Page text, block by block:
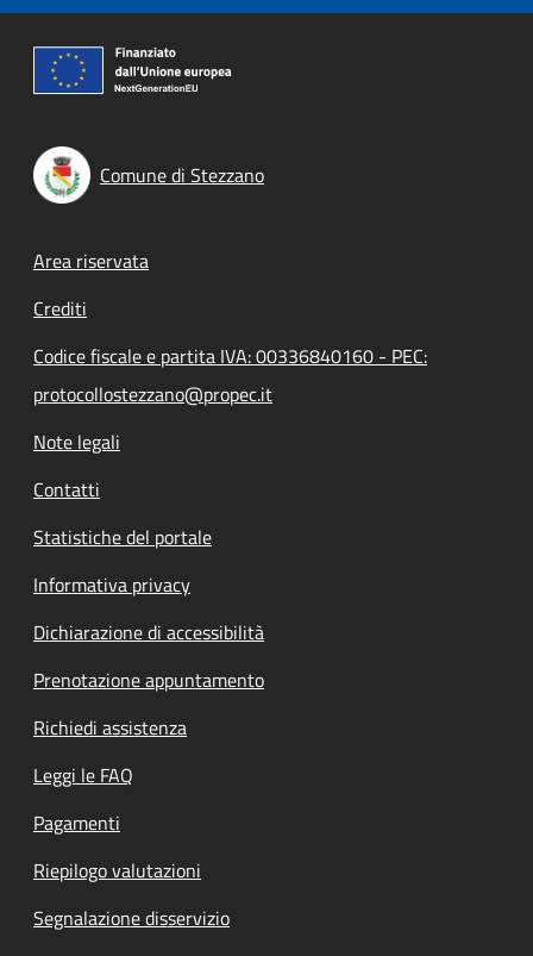
Comune di Stezzano
Footer menu
Area riservata
Crediti
Codice fiscale e partita IVA: 00336840160 - PEC:
protocollostezzano@propec.it
Note legali
Contatti
Statistiche del portale
Informativa privacy
Dichiarazione di accessibilità
Prenotazione appuntamento
Richiedi assistenza
Leggi le FAQ
Pagamenti
Riepilogo valutazioni
Segnalazione disservizio